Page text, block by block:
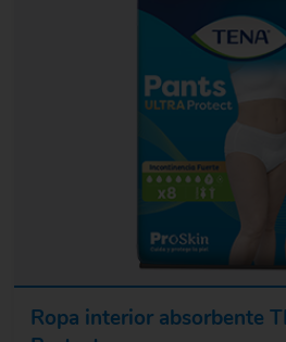
Ropa interior absorbente